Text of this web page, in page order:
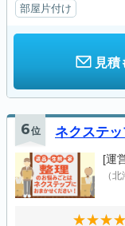
部屋片付け
見積
6位 ネクステ
[運
（